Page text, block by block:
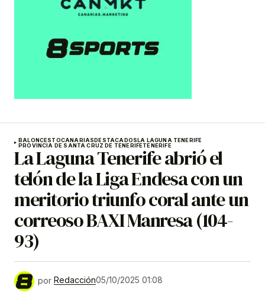
BALONCESTOCANARIASDESTACADOSLA LAGUNA TENERIFE
PROVINCIA DE SANTA CRUZ DE TENERIFETENERIFE
La Laguna Tenerife abrió el
telón de la Liga Endesa con un
meritorio triunfo coral ante un
correoso BAXI Manresa (104-
93)
por Redacción05/10/2025 01:08